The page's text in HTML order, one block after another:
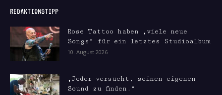
REDAKTIONSTIPP
Rose Tattoo haben „viele neue
Songs“ für ein letztes Studioalbum
10. August 2026
„Jeder versucht, seinen eigenen
Sound zu finden.“